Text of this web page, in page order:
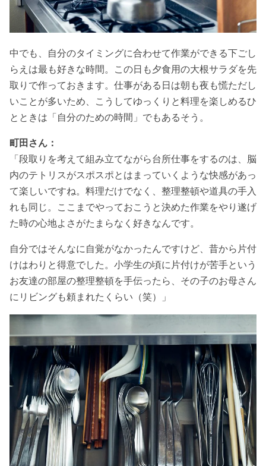
中でも、自分のタイミングに合わせて作業ができる下ごし
らえは最も好きな時間。この日も夕食用の大根サラダを先
取りで作っておきます。仕事がある日は朝も夜も慌ただし
いことが多いため、こうしてゆっくりと料理を楽しめるひ
とときは「自分のための時間」でもあるそう。
町田さん：
「段取りを考えて組み立てながら台所仕事をするのは、脳
内のテトリスがスポスポとはまっていくような快感があっ
て楽しいですね。料理だけでなく、整理整頓や道具の手入
れも同じ。ここまでやっておこうと決めた作業をやり遂げ
た時の心地よさがたまらなく好きなんです。
自分ではそんなに自覚がなかったんですけど、昔から片付
けはわりと得意でした。小学生の頃に片付けが苦手という
お友達の部屋の整理整頓を手伝ったら、その子のお母さん
にリビングも頼まれたくらい（笑）」